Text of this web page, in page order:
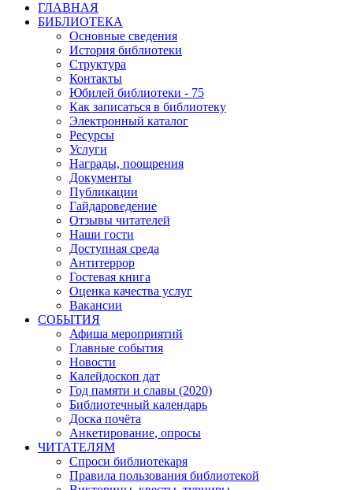
ГЛАВНАЯ
БИБЛИОТЕКА
Основные сведения
История библиотеки
Структура
Контакты
Юбилей библиотеки - 75
Как записаться в библиотеку
Электронный каталог
Ресурсы
Услуги
Награды, поощрения
Документы
Публикации
Гайдароведение
Отзывы читателей
Наши гости
Доступная среда
Антитеррор
Гостевая книга
Оценка качества услуг
Вакансии
СОБЫТИЯ
Афиша мероприятий
Главные события
Новости
Калейдоскоп дат
Год памяти и славы (2020)
Библиотечный календарь
Доска почёта
Анкетирование, опросы
ЧИТАТЕЛЯМ
Спроси библиотекаря
Правила пользования библиотекой